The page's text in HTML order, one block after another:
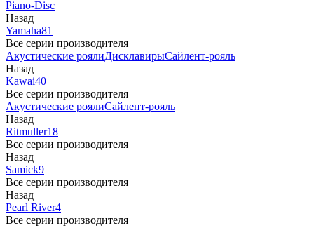
Piano-Disc
Назад
Yamaha81
Все серии производителя
Акустические роялиДисклавирыСайлент-рояль
Назад
Kawai40
Все серии производителя
Акустические роялиСайлент-рояль
Назад
Ritmuller18
Все серии производителя
Назад
Samick9
Все серии производителя
Назад
Pearl River4
Все серии производителя